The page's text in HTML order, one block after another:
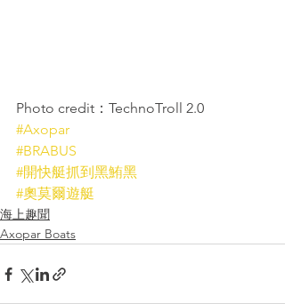
Photo credit：TechnoTroll 2.0
#Axopar
#BRABUS
#開快艇抓到黑鮪黑
#奧莫爾遊艇
海上趣聞
Axopar Boats